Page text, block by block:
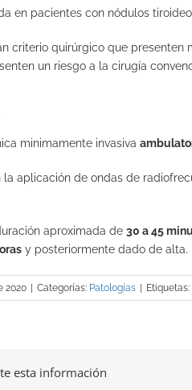
en pacientes con nódulos
criterio quirúrgico que presenten
un riesgo a la cirugía
minimamente invasiva
la aplicación de ondas de
aproximada de 30 a 45
y posteriormente dado de alta.
2020 | Categorías: Patologías | Etiquetas:
esta información